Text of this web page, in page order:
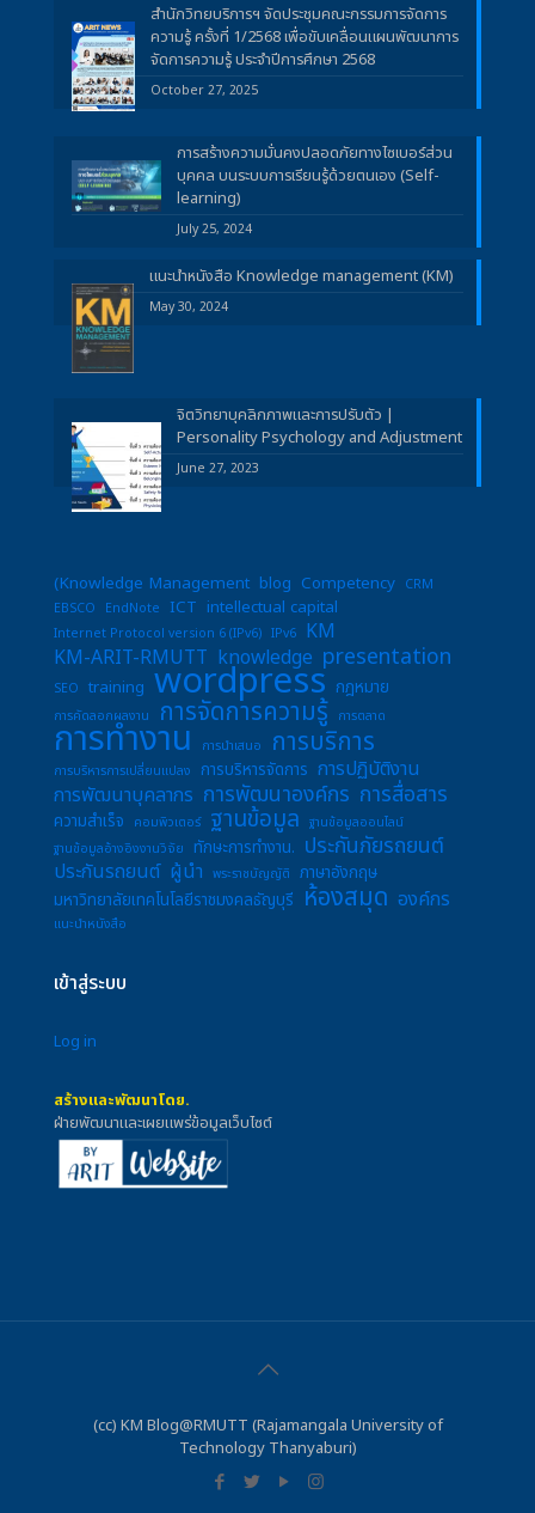
สำนักวิทยบริการฯ จัดประชุมคณะกรรมการจัดการ
ความรู้ ครั้งที่ 1/2568 เพื่อขับเคลื่อนแผนพัฒนาการ
จัดการความรู้ ประจำปีการศึกษา 2568
October 27, 2025
การสร้างความมั่นคงปลอดภัยทางไซเบอร์ส่วน
บุคคล บนระบบการเรียนรู้ด้วยตนเอง (Self-
learning)
July 25, 2024
แนะนำหนังสือ Knowledge management (KM)
May 30, 2024
จิตวิทยาบุคลิกภาพและการปรับตัว |
Personality Psychology and Adjustment
June 27, 2023
(Knowledge Management blog Competency CRM
EBSCO
EndNote ICT intellectual capital
Internet Protocol version 6 (IPv6) IPv6 KM
KM-ARIT-RMUTT knowledge presentation
SEO training wordpress กฎหมาย
การคัดลอกผลงาน การจัดการความรู้ การตลาด
การทำงาน การนำเสนอ การบริการ
การบริหารการเปลี่ยนแปลง การบริหารจัดการ การปฏิบัติงาน
การพัฒนาบุคลากร การพัฒนาองค์กร การสื่อสาร
ความสำเร็จ คอมพิวเตอร์ ฐานข้อมูล ฐานข้อมูลออนไลน์
ฐานข้อมูลอ้างอิงงานวิจัย
ทักษะการทำงาน. ประกันภัยรถยนต์
ประกันรถยนต์ ผู้นำ พระราชบัญญัติ ภาษาอังกฤษ
มหาวิทยาลัยเทคโนโลยีราชมงคลธัญบุรี ห้องสมุด องค์กร
แนะนำหนังสือ
เข้าสู่ระบบ
Log in
สร้างและพัฒนาโดย.
ฝ่ายพัฒนาและเผยแพร่ข้อมูลเว็บไซต์
(cc) KM Blog@RMUTT (Rajamangala University of
Technology Thanyaburi)